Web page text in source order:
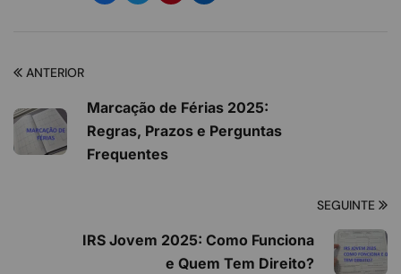
ANTERIOR
Marcação de Férias 2025:
Regras, Prazos e Perguntas
Frequentes
SEGUINTE
IRS Jovem 2025: Como Funciona
e Quem Tem Direito?